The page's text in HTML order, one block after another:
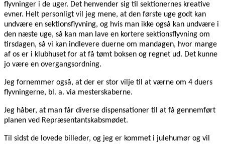
flyvninger i de uger. Det henvender sig til sektionernes kreative
evner. Helt personligt vil jeg mene, at den første uge godt kan
undvære en sektionsflyvning, og hvis man ikke også kan undvære i
den næste uge, så kan man lave en kortere sektionsflyvning om
tirsdagen, så vi kan indlevere duerne om mandagen, hvor mange
af os er i klubhuset for at få tømt boksen og regnet ud. Det kunne
jo være en overgangsordning.
Jeg fornemmer også, at der er stor vilje til at værne om 4 duers
flyvningerne, bl. a. via mesterskaberne.
Jeg håber, at man får diverse dispensationer til at få gennemført
planen ved Repræsentantskabsmødet.
Til sidst de lovede billeder, og jeg er kommet i julehumør og vil